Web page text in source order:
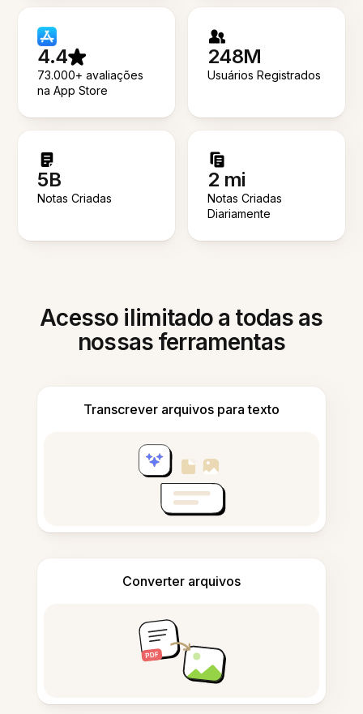
4.4
73.000+ avaliações
na App Store
248M
Usuários Registrados
5B
Notas Criadas
2 mi
Notas Criadas
Diariamente
Acesso ilimitado a todas as
nossas ferramentas
Transcrever arquivos para texto
Converter arquivos